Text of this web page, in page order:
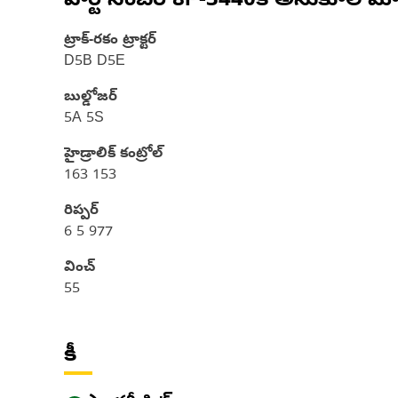
ట్రాక్-రకం ట్రాక్టర్‌
D5B D5E
బుల్డోజర్
5A 5S
హైడ్రాలిక్ కంట్రోల్
163 153
రిప్పర్
6 5 977
వించ్
55
కీ